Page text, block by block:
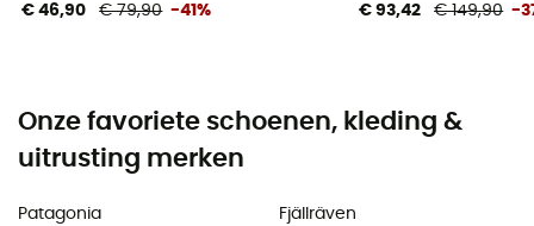
€ 46,90 € 79,90 -41% € 93,42 € 149,90 -
Onze favoriete schoenen, kleding &
uitrusting merken
Patagonia
Fjällräven